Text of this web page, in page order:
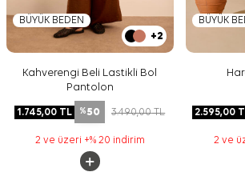
BÜYÜK BEDEN
+2
Kahverengi Beli Lastikli Bol
Pantolon
1.745,00 TL %50 3.490,00TL
2 ve üzeri +% 20 indirim
BÜYÜK
2.595,00
2 ve